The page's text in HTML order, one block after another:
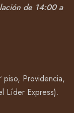
de 14:00 a
piso, Providencia,
Líder Express).